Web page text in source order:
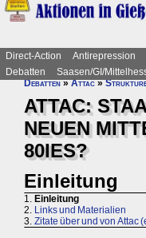
Direct-Action Antirepression
Debatten
Saasen/GI/
Debatten»Attac»
ATTAC:
NEUEN
80IES?
Einleitung
1. Einleitung
2. Links und Materialien
3. Zitate über und von Attac